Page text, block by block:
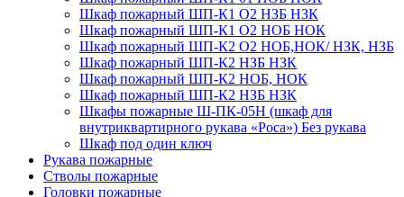
Шкаф пожарный ШП-К1 О2 НЗБ НЗК
Шкаф пожарный ШП-К1 О2 НОБ НОК
Шкаф пожарный ШП-К2 О2 НОБ,НОК/ НЗК, НЗБ
Шкаф пожарный ШП-К2 НЗБ НЗК
Шкаф пожарный ШП-К2 НОБ, НОК
Шкаф пожарный ШП-К2 НЗБ НЗК
Шкафы пожарные Ш-ПК-05Н (шкаф для
внутриквартирного рукава «Роса») Без рукава
Шкаф под один ключ
Рукава пожарные
Стволы пожарные
Головки пожарные